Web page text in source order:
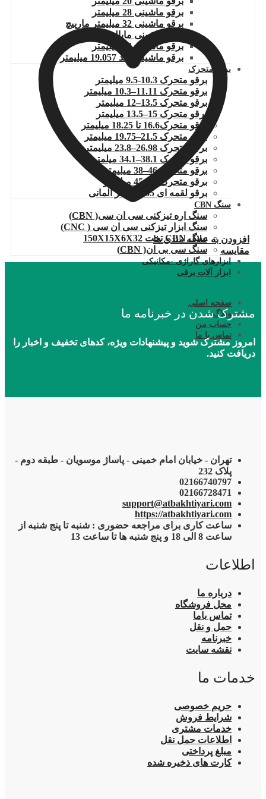
برقو ماشینی 28 میلیمتر
برقو ماشینی 32 میلیمتر مارپیچ
برقو ماشینی ماپال 32 میلیمتر
برقو ماشینی 34 میلیمتر
برقو ماشینی بلند 19.057 میلیمتر
برقو متحرک
برقو متحرک 10.3-9.5 میلیمتر
برقو متحرک 11.11–10.3 میلیمتر
برقو متحرک 13.5–12 میلیمتر
برقو متحرک 15–13.5 میلیمتر
برقو متحرک16.6 تا 18.25 میلیمتر
برقو متحرک 21.5–19.75 میلیمتر
برقو متحرک 26.98–23.8 میلیمتر
برقو متحرک 38.1–34.1 میلمتر
برقو متحرک 46–38 میلیمتر
برقو متحرک 55–45 میلیمتر
برقو لقمه ای 65 میلیمتر آلمانی
سنگ CBN
سنگ اره تیزکنی سی ان سی( CBN)
سنگ ابزار تیزکنی سی ان سی ( CNC)
سنگ CBN تخت 150X15X6X32
سنگ سی بی ان( CBN)
ابزارهای گاراژی -مکانیکی
ابزار آلات برقی
صفحه اصلی
وبلاگ
حساب من
تماس با ما
افزودن به علاقه مندی ها
مقایسه
مشترک شدن در خبرنامه ما
امروز مشترک شوید و پیشنهادات ویژه، کدهای تخفیف و اخبار را
دریافت کنید.
تهران - خیابان امام خمینی - پاساژ موسویان - طبقه دوم -
پلاک 232
02166740797
02166728471
support@atbakhtiyari.com
https://atbakhtiyari.com
ساعت کاری برای مراجعه حضوری : شنبه تا پنج شنبه از
ساعت 8 الی 18 و پنج شنبه ها تا ساعت 13
اطلاعات
درباره ما
محل فروشگاه
تماس باما
حمل و نقل
خبرنامه
نقشه سایت
خدمات ما
حریم خصوصی
شرایط فروش
خدمات مشتری
اطلاعات حمل نقل
مبلغ پرداختی
کارت های ذخیره شده